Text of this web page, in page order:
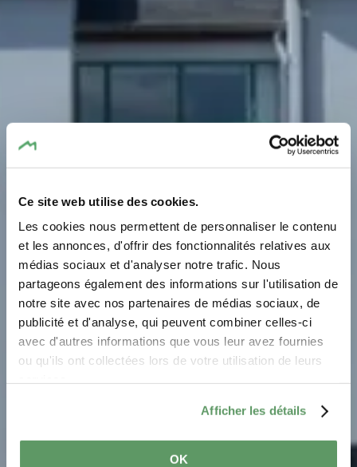
Ce site web utilise des cookies.
Les cookies nous permettent de personnaliser le contenu
et les annonces, d'offrir des fonctionnalités relatives aux
médias sociaux et d'analyser notre trafic. Nous
partageons également des informations sur l'utilisation de
notre site avec nos partenaires de médias sociaux, de
publicité et d'analyse, qui peuvent combiner celles-ci
avec d'autres informations que vous leur avez fournies
ou qu'ils ont collectées lors de votre utilisation de leurs
Afficher les détails
OK
Aire de jeux - École
rue d’Ernster
Où? rue d'Ernster, 6189 Gonderange